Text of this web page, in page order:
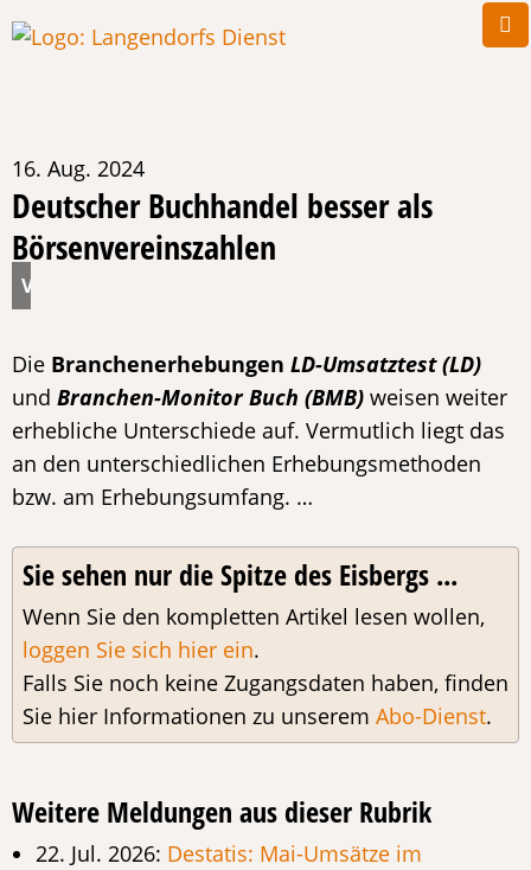
16. Aug. 2024
Deutscher Buchhandel besser als
Börsenvereinszahlen
Die Branchenerhebungen LD-Umsatztest (LD)
und Branchen-Monitor Buch (BMB) weisen weiter
erhebliche Unterschiede auf. Vermutlich liegt das
an den unterschiedlichen Erhebungsmethoden
bzw. am Erhebungsumfang. …
Sie sehen nur die Spitze des Eisbergs ...
Wenn Sie den kompletten Artikel lesen wollen,
loggen Sie sich hier ein.
Falls Sie noch keine Zugangsdaten haben, finden
Sie hier Informationen zu unserem Abo-Dienst.
Weitere Meldungen aus dieser Rubrik
22. Jul. 2026: Destatis: Mai-Umsätze im